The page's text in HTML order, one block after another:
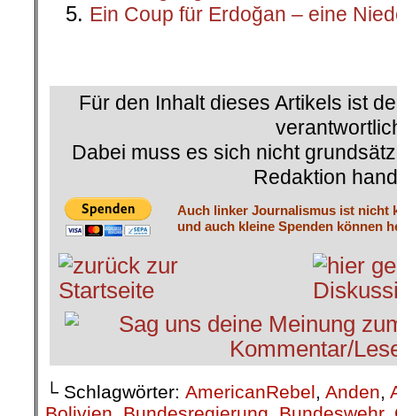
Auch linker Journalismus ist nicht
└ Schlagwörter: AmericanRebel Anden ,
Bolivien,Bundesregierung, Bundeswehr ,
Mexiko,Omid Nouripour ,Peru,
Change-Strategien
Umsturz ,
Wahlmanipulation
26
on26. April 2020
Veröffentlicht In:Allgemein, Patricia